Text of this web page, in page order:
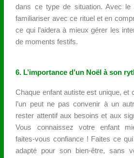
dans ce type de situation. Avec
familiariser avec ce rituel et en
ce qui l’aidera à mieux gérer les
de moments festifs.
6. L’importance d’un Noël à son
Chaque enfant autiste est unique, et
l’un peut ne pas convenir à un
rester attentif aux besoins et aux
Vous connaissez votre enfant
faites-vous confiance ! Faites ce
adapté pour son bien-être, sans